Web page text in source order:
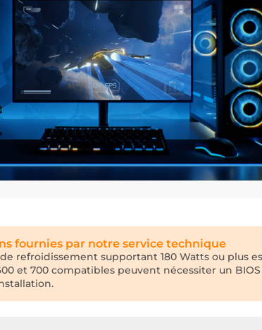
fournies par notre service technique
refroidissement supportant 180 Watts ou plus
et 700 compatibles peuvent nécessiter un